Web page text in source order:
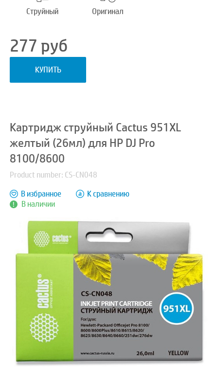
Струйный Оригинал
277 руб
КУПИТЬ
Картридж струйный Cactus 951XL
желтый (26мл) для HP DJ Pro
8100/8600
Product number: CS-CN048
В наличии
В избранное К сравнению